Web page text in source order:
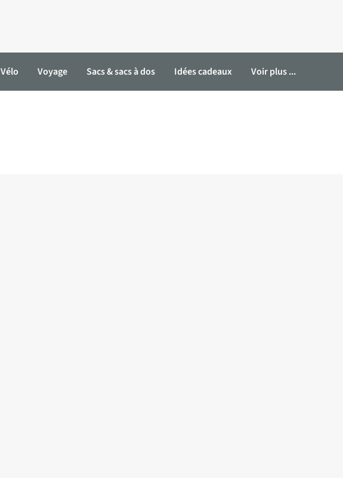
Vélo Voyage Sacs & sacs à dos Idées cadeaux Voir plus ...